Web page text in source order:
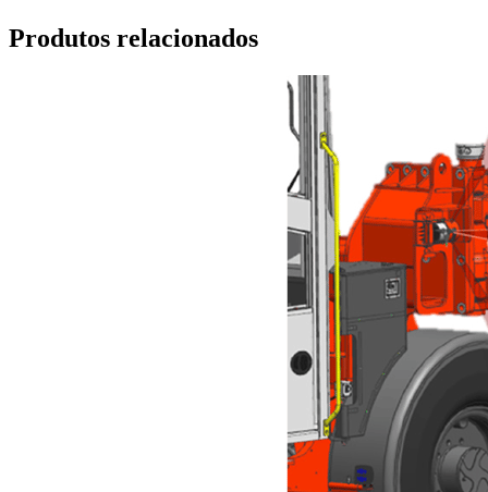
Produtos relacionados